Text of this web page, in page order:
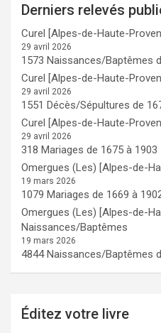
Derniers relevés
Curel [Alpes-de-Haute-
29 avril 2026
1573 Naissances/Baptêmes
Curel [Alpes-de-Haute-
29 avril 2026
1551 Décès/Sépultures de
Curel [Alpes-de-Haute-
29 avril 2026
318 Mariages de 1675 à 1903
Omergues (Les) [Alpes-de-
19 mars 2026
1079 Mariages de 1669 à
Omergues (Les) [Alpes-de-
Naissances/Baptêmes
19 mars 2026
4844 Naissances/Baptêmes
Éditez votre livre